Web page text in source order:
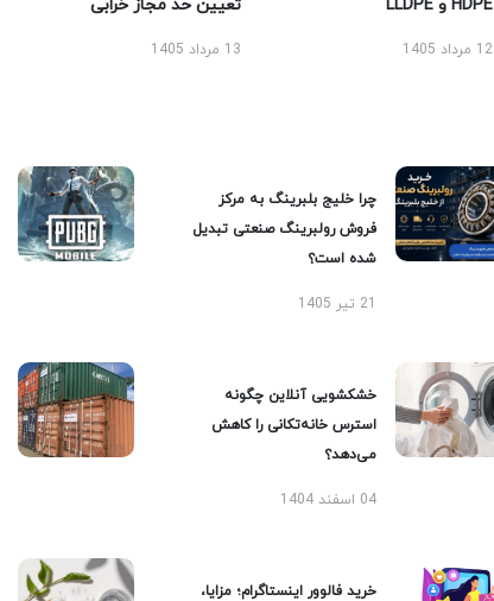
HDPE و LLDPE
12 مرداد 1405
تعیین حد مجاز خرابی
13 مرداد 1405
چرا خلیج بلبرینگ به مرکز
فروش رولبرینگ صنعتی تبدیل
شده است؟
21 تیر 1405
خشکشویی آنلاین چگونه
استرس خانه‌تکانی را کاهش
می‌دهد؟
04 اسفند 1404
خرید فالوور اینستاگرام؛ مزایا،